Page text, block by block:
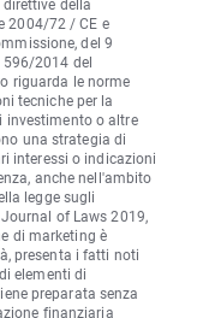
della
2004/72 / CE e
del 9
596/2014 del
riguarda le norme
tecniche per la
investimento o altre
una strategia di
interessi o indicazioni
anche nell'ambito
legge sugli
of Laws 2019,
di marketing è
presenta i fatti noti
elementi di
preparata senza
finanziaria